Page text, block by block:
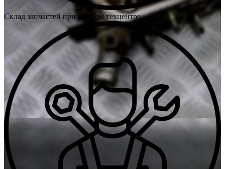
Склад запчастей при каждом техцентре